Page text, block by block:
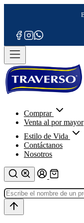
Comprar
Venta al por mayor
Estilo de Vida
Contáctanos
Nosotros